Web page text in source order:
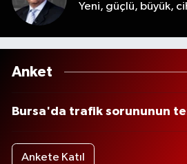
Yeni, güçlü, büyük,
Anket
Bursa'da trafik sorununun
Ankete Katıl